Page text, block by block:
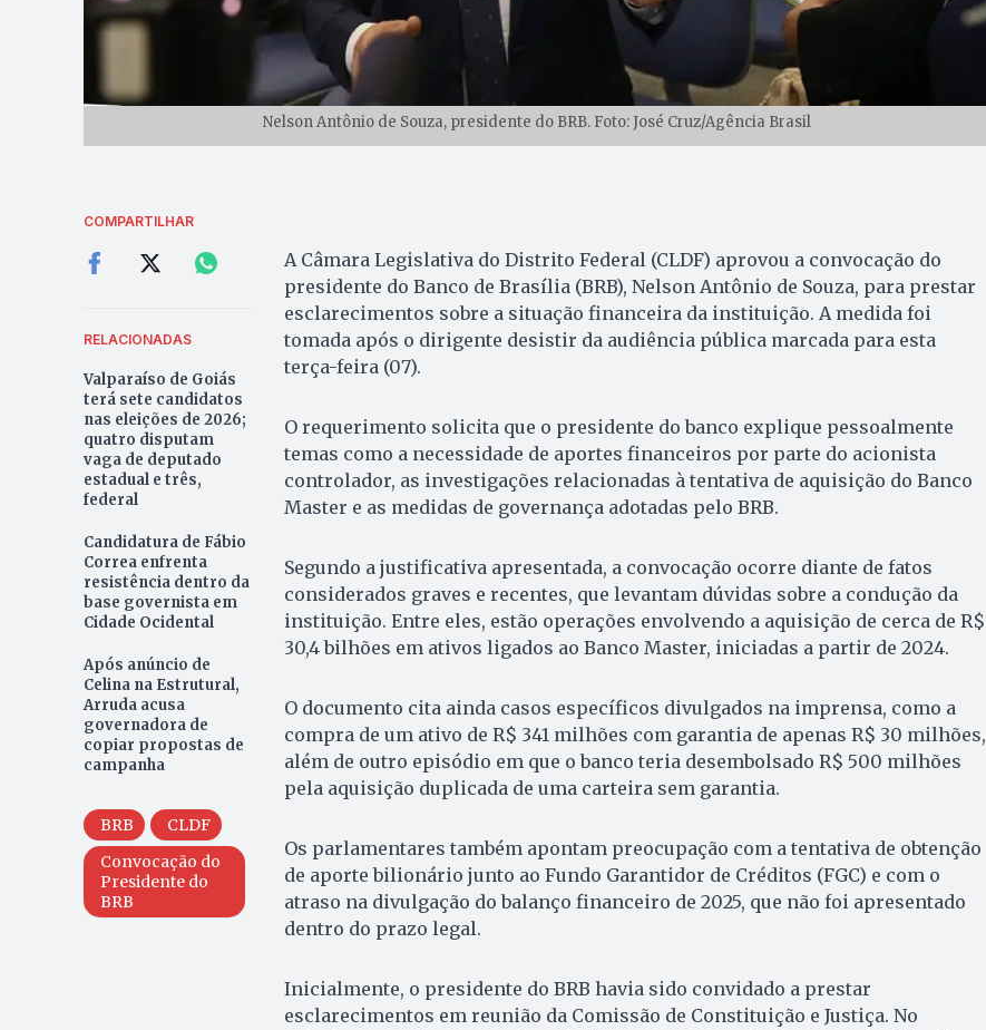
Nelson Antônio de Souza, presidente do BRB. Foto: José Cruz/Agência Brasil
COMPARTILHAR
RELACIONADAS
Valparaíso de Goiás
terá sete candidatos
nas eleições de 2026;
quatro disputam
vaga de deputado
estadual e três,
federal
Candidatura de Fábio
Correa enfrenta
resistência dentro da
base governista em
Cidade Ocidental
Após anúncio de
Celina na Estrutural,
Arruda acusa
governadora de
copiar propostas de
campanha
BRB
CLDF
Convocação do
Presidente do
BRB
A Câmara Legislativa do Distrito Federal (CLDF) aprovou a convocação do
presidente do Banco de Brasília (BRB), Nelson Antônio de Souza, para prestar
esclarecimentos sobre a situação financeira da instituição. A medida foi
tomada após o dirigente desistir da audiência pública marcada para esta
terça-feira (07).
O requerimento solicita que o presidente do banco explique pessoalmente
temas como a necessidade de aportes financeiros por parte do acionista
controlador, as investigações relacionadas à tentativa de aquisição do Banco
Master e as medidas de governança adotadas pelo BRB.
Segundo a justificativa apresentada, a convocação ocorre diante de fatos
considerados graves e recentes, que levantam dúvidas sobre a condução da
instituição. Entre eles, estão operações envolvendo a aquisição de cerca de R$
30,4 bilhões em ativos ligados ao Banco Master, iniciadas a partir de 2024.
O documento cita ainda casos específicos divulgados na imprensa, como a
compra de um ativo de R$ 341 milhões com garantia de apenas R$ 30 milhões,
além de outro episódio em que o banco teria desembolsado R$ 500 milhões
pela aquisição duplicada de uma carteira sem garantia.
Os parlamentares também apontam preocupação com a tentativa de obtenção
de aporte bilionário junto ao Fundo Garantidor de Créditos (FGC) e com o
atraso na divulgação do balanço financeiro de 2025, que não foi apresentado
dentro do prazo legal.
Inicialmente, o presidente do BRB havia sido convidado a prestar
esclarecimentos em reunião da Comissão de Constituição e Justiça. No